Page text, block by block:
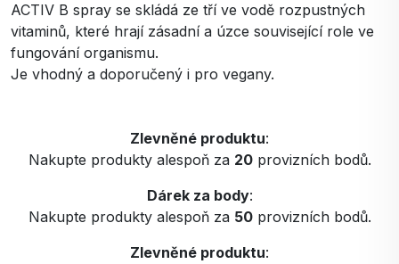
ACTIV B spray se skládá ze tří ve vodě rozpustných
vitaminů, které hrají zásadní a úzce související role ve
fungování organismu.
Je vhodný a doporučený i pro vegany.
Zlevněné produktu:
Nakupte produkty alespoň za 20provizních bodů.
Dárek za body:
Nakupte produkty alespoň za 50provizních bodů.
Zlevněné produktu: